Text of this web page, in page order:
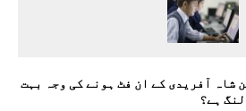
شاہ آفریدی کے ان فٹ ہونے کی وجہ بہت
ہے؟